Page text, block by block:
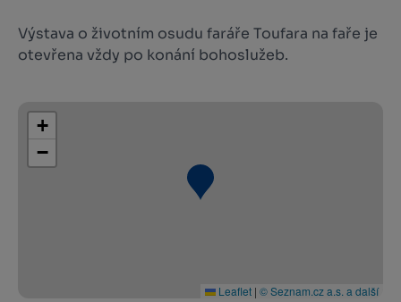
Výstava o životním osudu faráře Toufara na faře je
otevřena vždy po konání bohoslužeb.
+
−
Leaflet | © Seznam.cz a.s. a další